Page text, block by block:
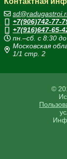
©
+7(906)742-77-
+7(916)647-65-
пн.–сб. с 8:30
Московская
1/1 стр. 2